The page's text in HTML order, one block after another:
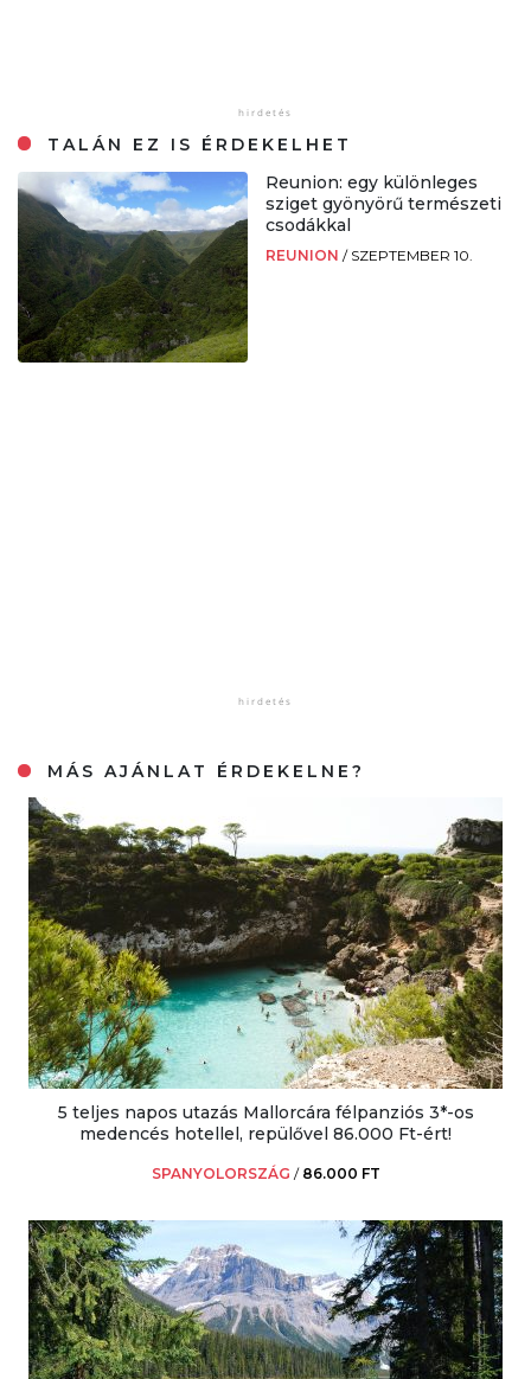
TALÁN EZ IS ÉRDEKELHET
Reunion: egy különleges
sziget gyönyörű természeti
csodákkal
REUNION / SZEPTEMBER 10.
MÁS AJÁNLAT ÉRDEKELNE?
5 teljes napos utazás Mallorcára félpanziós 3*-os
medencés hotellel, repülővel 86.000 Ft-ért!
SPANYOLORSZÁG / 86.000 FT